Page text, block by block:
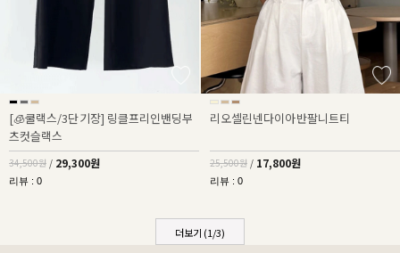
[🧊쿨랙스/3단기장] 링클프리인밴딩부
츠컷슬랙스
34,500원 / 29,300원
리뷰 : 0
리오셀린넨다이아반팔니트티
25,500원 / 17,800원
리뷰 : 0
더보기 (1/3)